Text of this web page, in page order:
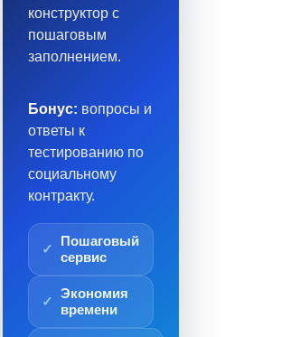
конструктор с
пошаговым
заполнением.
Бонус: вопросы и
ответы к
тестированию по
социальному
контракту.
Пошаговый
сервис
Экономия
времени